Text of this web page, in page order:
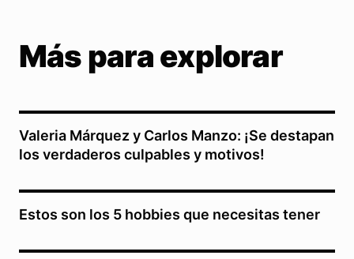
Más para explorar
Valeria Márquez y Carlos Manzo: ¡Se destapan
los verdaderos culpables y motivos!
Estos son los 5 hobbies que necesitas tener